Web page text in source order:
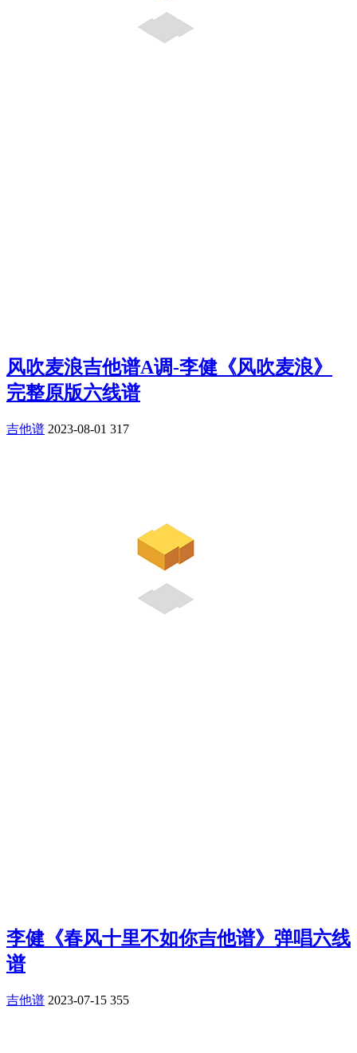
风吹麦浪吉他谱A调-李健《风吹麦浪》
完整原版六线谱
吉他谱 2023-08-01 317
李健《春风十里不如你吉他谱》弹唱六线
谱
吉他谱 2023-07-15 355